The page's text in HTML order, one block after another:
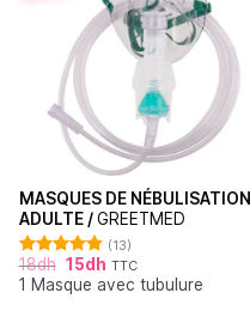
MASQUES DE NÉBULISATION
ADULTE /GREETMED
Note
4.85
sur 5
(13)
18dh 15dh TTC
1 Masque avec tubulure